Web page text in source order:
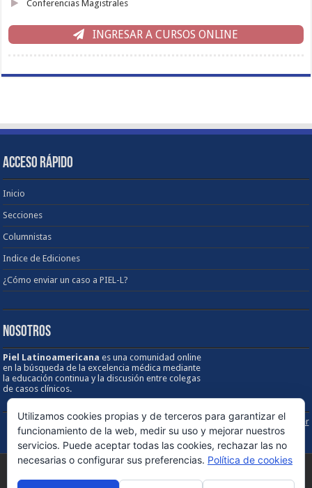
Conferencias Magistrales
INGRESAR A CURSOS ONLINE
ACCESO RÁPIDO
Inicio
Secciones
Columnistas
Indice de Ediciones
¿Cómo enviar un caso a PIEL-L?
NOSOTROS
Piel Latinoamericanaes una comunidad online
en la búsqueda de la excelencia médica mediante
la educación continua y la discusión entre colegas
de casos clínicos.
Sobre los Derechos de Autor / Disclaimer
Utilizamos cookies propias y de terceros para garantizar el
funcionamiento de la web, medir su uso y mejorar nuestros
servicios. Puede aceptar todas las cookies, rechazar las no
necesarias o configurar sus preferencias. Política de cookies